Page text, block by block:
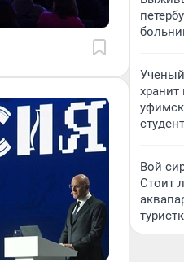
Вой
Стоит